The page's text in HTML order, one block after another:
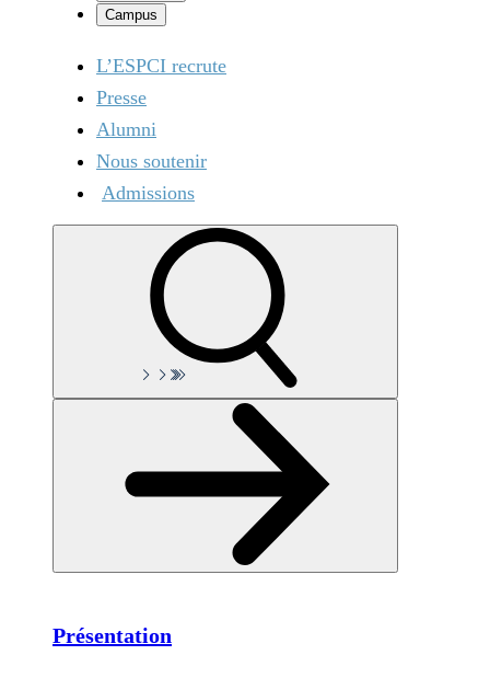
Campus
L’ESPCI recrute
Presse
Alumni
Nous soutenir
Admissions
Présentation